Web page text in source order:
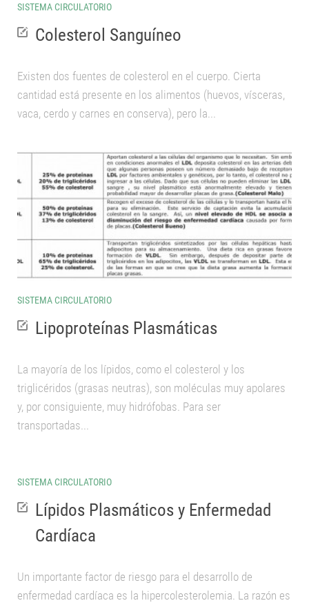
SISTEMA CIRCULATORIO
Colesterol Sanguíneo
Existen dos fuentes de colesterol en el cuerpo. Cierta
cantidad está presente en los alimentos (huevos, vísceras,
vaca, cerdo y carnes en conserva), pero la...
SISTEMA CIRCULATORIO
Lipoproteínas Plasmáticas
La mayoría de los lípidos, como el colesterol y los
triglicéridos (grasas neutras), son moléculas muy apolares
y, por consiguiente, muy hidrófobas. Para ser
transportadas...
SISTEMA CIRCULATORIO
Lípidos Plasmáticos y Enfermedad
Cardíaca
Un importante factor de riesgo para el desarrollo de
enfermedad cardíaca es la hipercolesterolemia. La razón es